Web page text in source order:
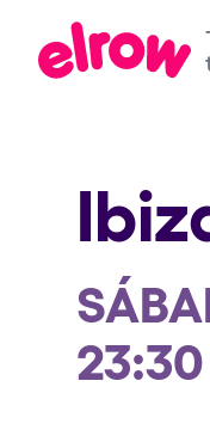
elrow
elrow